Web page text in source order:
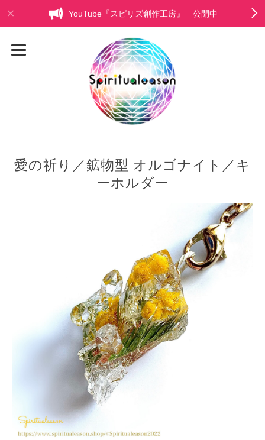
YouTube『スピリズ創作工房』 公開中
愛の祈り／鉱物型 オルゴナイト／キ
ーホルダー